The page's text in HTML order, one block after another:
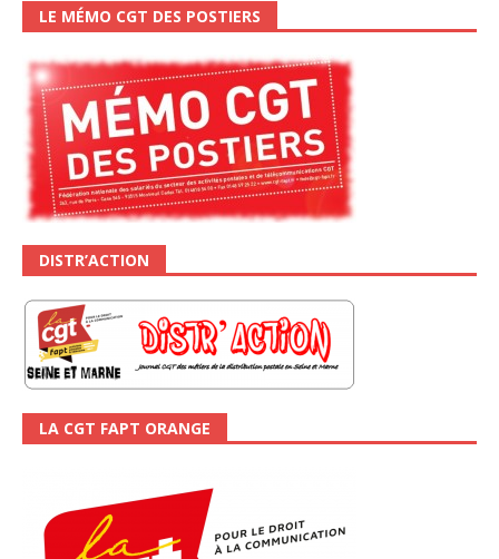
LE MÉMO CGT DES POSTIERS
DISTR’ACTION
LA CGT FAPT ORANGE